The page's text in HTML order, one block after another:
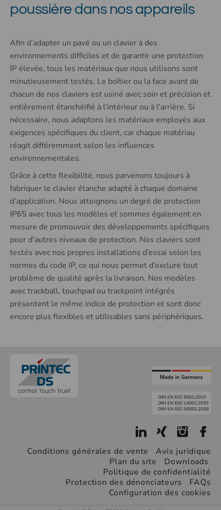
poussière dans nos appareils
Afin d’adapter un pavé ou un clavier à des
environnements difficiles et de garantir une protection
IP élevée, tous les matériaux que nous utilisons sont
minutieusement testés. Le boîtier ou la face avant de
chacun de nos claviers est usiné avec soin et précision et
entièrement étanchéifié à l’intérieur ou à l’arrière. Si
nécessaire, nous adaptons les matériaux employés aux
exigences spécifiques du client, car chaque matériau
réagit différemment selon les influences
environnementales.
Grâce à cette flexibilité, nous parvenons toujours à
fabriquer le clavier étanche adapté à chaque domaine
d’application. Nous atteignons un degré de protection
IP65 avec tous les modèles et sommes également en
mesure de promouvoir des développements spécifiques
pour d’autres niveaux de protection. Nos claviers sont
testés avec nos propres installations d’essai selon les
normes du code IP, ce qui nous permet d’exclure tout
problème de qualité après la livraison. Nos modèles
avec trackball, touchpad ou trackpoint intégrés
présentent le même indice de protection et sont donc
encore plus flexibles et utilisables sans périphériques.
Conditions générales de vente
Avis juridique
Plan du site
Downloads
Politique de confidentialité
Protection des dénonciateurs
FAQs
Configuration des cookies